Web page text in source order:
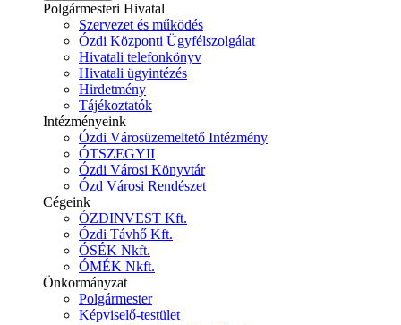
Polgármesteri Hivatal
Szervezet és működés
Ózdi Központi Ügyfélszolgálat
Hivatali telefonkönyv
Hivatali ügyintézés
Hirdetmény
Tájékoztatók
Intézményeink
Ózdi Városüzemeltető Intézmény
ÓTSZEGYII
Ózdi Városi Könyvtár
Ózd Városi Rendészet
Cégeink
ÓZDINVEST Kft.
Ózdi Távhő Kft.
ÓSÉK Nkft.
ÓMÉK Nkft.
Önkormányzat
Polgármester
Képviselő-testület